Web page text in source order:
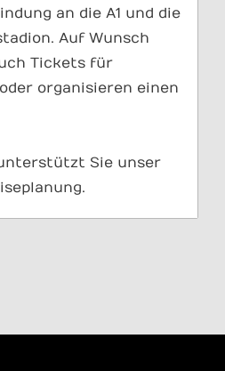
an die A1 und die
Auf Wunsch
Tickets für
organisieren einen
Sie unser